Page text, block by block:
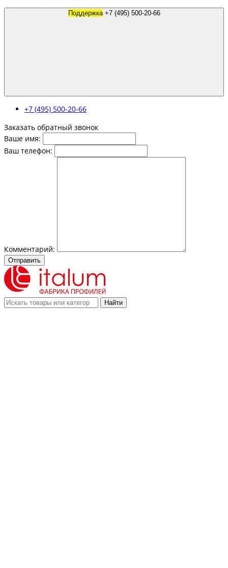
Поддержка +7 (495) 500-20-66
+7 (495) 500-20-66
Заказать обратный звонок
Ваше имя:
Ваш телефон:
Комментарий:
Отправить
Найти